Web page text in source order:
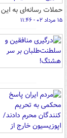
حملات رسانه‌ای به
۱۵ مرداد ۰۲ - ۱۱:۴۶